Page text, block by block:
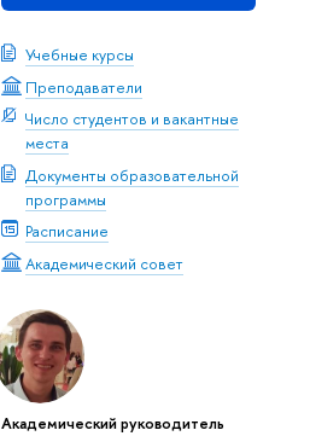
Учебные курсы
Преподаватели
Число студентов и вакантные
места
Документы образовательной
программы
Расписание
Академический совет
Академический руководитель